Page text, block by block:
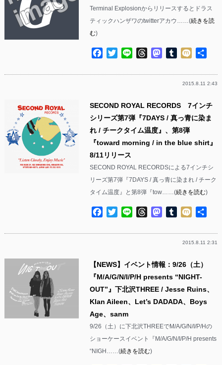
Terminal Explosionからリリースするとドラス
ティックハンザワのtwitterアカウ……(続きを読
む)
Facebook
TwitterLine ThreadsMastodon
Tumblr
Mixi
2015.8.11 2:43
SECOND ROYAL RECORDS 7インチ
シリーズ第7弾『7DAYS / 真っ青に染ま
れ / チークタイム温度』、第8弾
『toward morning / in the blue shirt』
8/11リリース
SECOND ROYAL RECORDSによる7インチシ
リーズ第7弾『7DAYS / 真っ青に染まれ / チーク
タイム温度』と第8弾『tow……(続きを読む)
Facebook
TwitterLine ThreadsMastodon
Tumblr
Mixi
2015.8.11 2:31
【NEWS】イベント情報：9/26（土）
『M/A/G/N/I/P/H presents “NIGHT-
OUT”』下北沢THREE / Jesse Ruins、
Klan Aileen、Let’s DADADA、Boys
Age、sanm
9/26（土）に下北沢THREEでM/A/G/N/I/P/Hの
ショーケースイベント『M/A/G/N/I/P/H presents
“NIGH……(続きを読む)